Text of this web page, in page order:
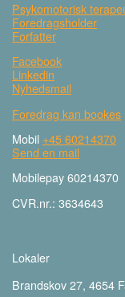
Psykomotorisk
Foredragsholder
Forfatter
Facebook
Linkedin
Nyhedsmail
Foredrag kan bookes
Mobil +45 60214370
Send en mail
Mobilepay 60214370
CVR.nr.: 3634643
Lokaler
Brandskov 27, 4654